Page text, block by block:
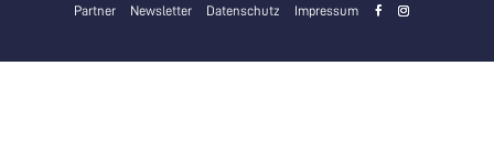
Partner Newsletter Datenschutz Impressum